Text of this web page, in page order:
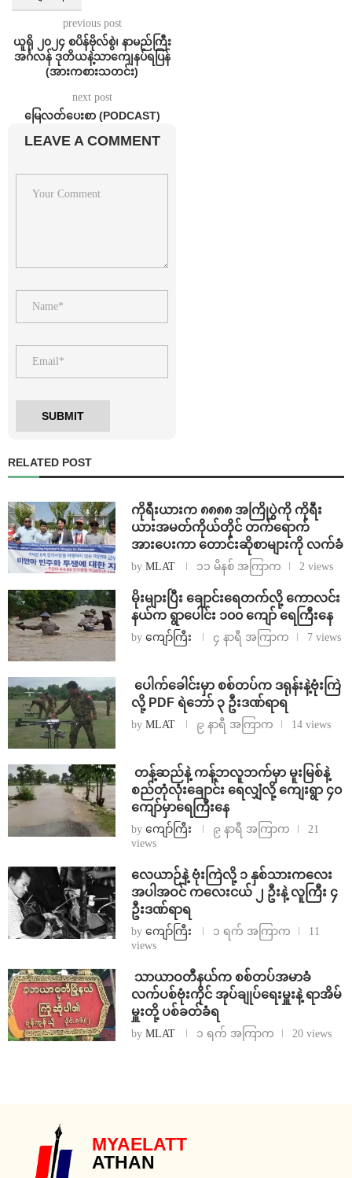
previous post
ယူရို ၂၀၂၄ စပိန်ဗိုလ်စွဲ၊ နာမည်ကြီး
အင်္ဂလန် ဒုတိယနဲ့သာကျေနပ်ရပြန်
(အားကစားသတင်း)
next post
မြေလတ်ပေးစာ (PODCAST)
LEAVE A COMMENT
RELATED POST
ကိုရီးယားက ၈၈၈၈ အကြိုပွဲကို ကိုရီး
ယားအမတ်ကိုယ်တိုင် တက်ရောက်
အားပေးကာ တောင်းဆိုစာများကို လက်ခံ
by MLAT ၁၁ မိနစ် အကြာက 2 views
⁨မိုးများပြီး ချောင်းရေတက်လို့ ကောလင်း
နယ်က ရွာပေါင်း ၁၀၀ ကျော် ရေကြီးနေ
by ကျော်ကြီး ၄ နာရီ အကြာက 7 views
⁩ ⁨ပေါက်ခေါင်းမှာ စစ်တပ်က ဒရုန်းနဲ့ဗုံးကြဲ
လို့ PDF ရဲဘော် ၃ ဦးဒဏ်ရာရ
by MLAT ၉ နာရီ အကြာက 14 views
⁩ ⁨တန့်ဆည်နဲ့ ကန့်ဘလူဘက်မှာ မူးမြစ်နဲ့
စည်တုံလုံးချောင်း ရေလျှံလို့ ကျေးရွာ ၄၀
ကျော်မှာရေကြီးနေ
by ကျော်ကြီး ၉ နာရီ အကြာက
21
views
⁨လေယာဉ်နဲ့ ဗုံးကြဲလို့ ၁ နှစ်သားကလေး
အပါအဝင် ကလေးငယ် ၂ ဦးနဲ့ လူကြီး ၄
ဦးဒဏ်ရာရ
by ကျော်ကြီး ၁ ရက် အကြာက
11
views
⁩ ⁨သာယာဝတီနယ်က စစ်တပ်အမာခံ
လက်ပစ်ဗုံးကိုင် အုပ်ချုပ်ရေးမှူးနဲ့ ရာအိမ်
မှူးတို့ ပစ်ခတ်ခံရ
by MLAT ၁ ရက် အကြာက 20 views
MYAELATT
ATHAN